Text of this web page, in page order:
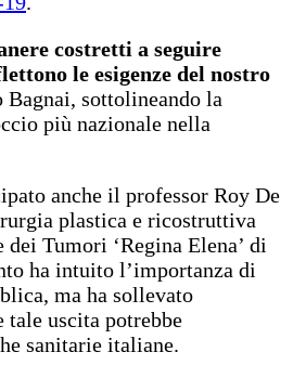
costretti a seguire
le esigenze del nostro
Bagnai, sottolineando la
più nazionale nella
anche il professor Roy De
plastica e ricostruttiva
Tumori ‘Regina Elena’ di
ha intuito l’importanza di
ma ha sollevato
uscita potrebbe
sanitarie italiane.